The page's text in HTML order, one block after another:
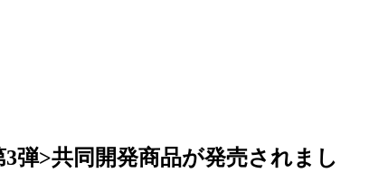
弾>共同開発商品が発売されまし